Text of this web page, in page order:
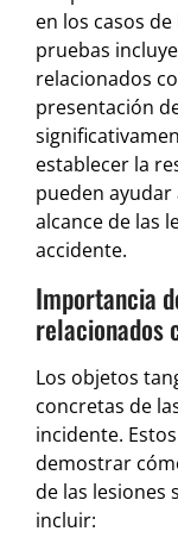
en los casos
pruebas
relacionados
presentación
establecer la
pueden
alcance de las
accidente.
Importancia
relacionados
Los objetos
concretas de
incidente.
demostrar
de las lesiones
incluir: